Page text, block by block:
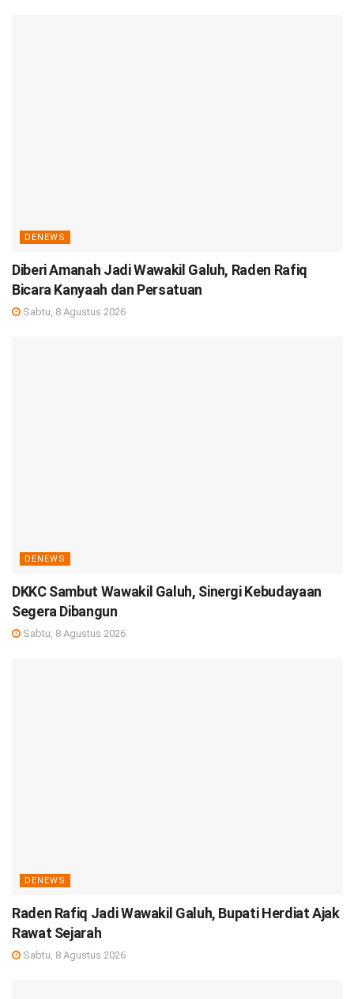
DENEWS
Diberi Amanah Jadi Wawakil Galuh, Raden Rafiq
Bicara Kanyaah dan Persatuan
Sabtu, 8 Agustus 2026
DENEWS
DKKC Sambut Wawakil Galuh, Sinergi Kebudayaan
Segera Dibangun
Sabtu, 8 Agustus 2026
DENEWS
Raden Rafiq Jadi Wawakil Galuh, Bupati Herdiat Ajak
Rawat Sejarah
Sabtu, 8 Agustus 2026